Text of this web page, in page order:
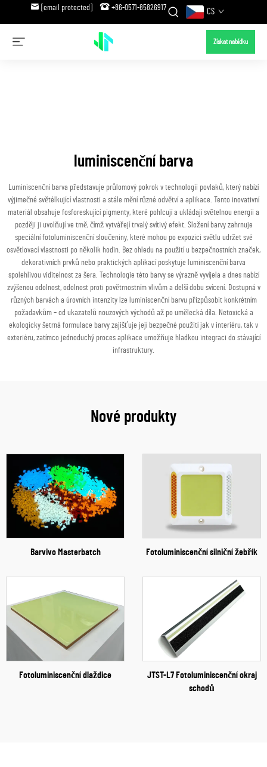
[email protected] +86-0571-85826917 CS
Získat nabídku
luminiscenční barva
Luminiscenční barva představuje průlomový pokrok v technologii povlaků, který nabízí
výjimečné světélkující vlastnosti a stále mění různé odvětví a aplikace. Tento inovativní
materiál obsahuje fosforeskující pigmenty, které pohlcují a ukládají světelnou energii a
později ji uvolňují ve tmě, čímž vytvářejí trvalý svítivý efekt. Složení barvy zahrnuje
speciální fotoluminiscenční sloučeniny, které mohou po expozici světlu udržet své
osvětlovací vlastnosti po několik hodin. Bez ohledu na použití u bezpečnostních značek,
dekorativních prvků nebo praktických aplikací poskytuje luminiscenční barva
spolehlivou viditelnost za šera. Technologie této barvy se výrazně vyvíjela a dnes nabízí
zvýšenou odolnost, odolnost proti povětrnostním vlivům a delší dobu svícení. Dostupná v
různých barvách a úrovních intenzity lze luminiscenční barvu přizpůsobit konkrétním
požadavkům – od ukazatelů nouzových východů až po umělecká díla. Netoxická a
ekologicky šetrná formulace barvy zajišťuje její bezpečné použití jak v interiéru, tak v
exteriéru, zatímco jednoduchý proces aplikace umožňuje hladkou integraci do stávající
infrastruktury.
Nové produkty
Barvivo Masterbatch Fotoluminiscenční silniční žebřík
Fotoluminiscenční dlaždice
JTST-L7 Fotoluminiscenční okraj
schodů